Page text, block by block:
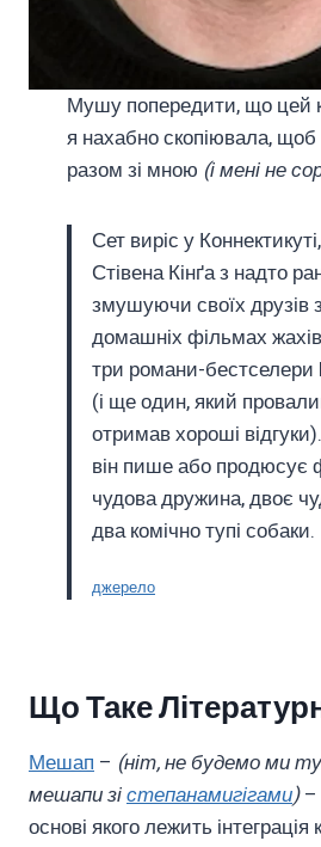
Мушу попередити, що цей
я нахабно скопіювала, щоб
разом зі мною (і мені не
Сет виріс у
Стівена Кінґа з надто
змушуючи своїх друзів
домашніх фільмах
три романи-
(і ще один, який
отримав хороші
він пише або продюсує
чудова дружина, двоє
два комічно тупі собаки.
джерело
Що Таке
Мешап – (ніт, не будемо ми
мешапи зістепанамигігами)–
основі якого лежить